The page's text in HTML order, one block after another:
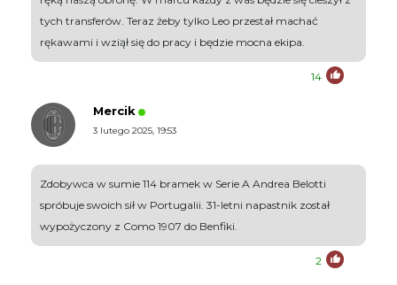
tych transferów. Teraz żeby tylko Leo przestał machać
rękawami i wziął się do pracy i będzie mocna ekipa.
14
Mercik
3 lutego 2025, 19:53
Zdobywca w sumie 114 bramek w Serie A Andrea Belotti
spróbuje swoich sił w Portugalii. 31-letni napastnik został
wypożyczony z Como 1907 do Benfiki.
2